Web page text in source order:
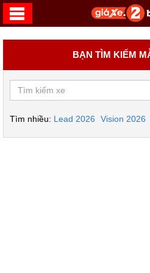
BẠN TÌM KIẾM
Tìm nhiều: Lead 2026 Vision 2026